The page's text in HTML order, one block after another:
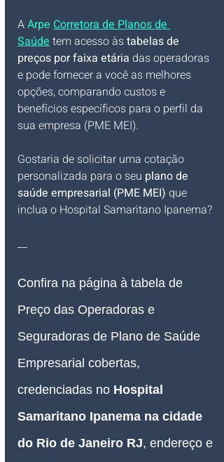
A Arpe Corretora de Planos de
Saúde tem acesso às tabelas de
preços por faixa etária das operadoras
e pode fornecer a você as melhores
opções, comparando custos e
benefícios específicos para o perfil da
sua empresa (PME MEI).
Gostaria de solicitar uma cotação
personalizada para o seu plano de
saúde empresarial (PME MEI) que
inclua o Hospital Samaritano Ipanema?
__
Confira na página à tabela de
Preço das Operadoras e
Seguradoras de Plano de Saúde
Empresarial cobertas,
credenciadas no Hospital
Samaritano Ipanema na cidade
do Rio de Janeiro RJ, endereço e